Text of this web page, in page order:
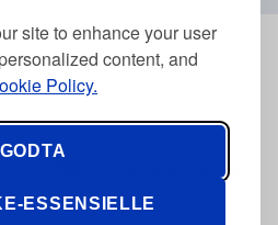
site to enhance your user
content, and
Policy.
GODTA
ESSENSIELLE
kontakt@tyden.dk